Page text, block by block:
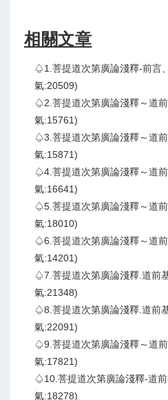
相關文章
♤1.菩提道次第廣論淺釋-前言
氣:20509)
♤2.菩提道次第廣論淺釋～道
氣:15761)
♤3.菩提道次第廣論淺釋～道
氣:15871)
♤4.菩提道次第廣論淺釋～道
氣:16641)
♤5.菩提道次第廣論淺釋～道
氣:18010)
♤6.菩提道次第廣論淺釋～道
氣:14201)
♤7.菩提道次第廣論淺釋.道前
氣:21348)
♤8.菩提道次第廣論淺釋.道前
氣:22091)
♤9.菩提道次第廣論淺釋～道
氣:17821)
♤10.菩提道次第廣論淺釋-道
氣:18278)